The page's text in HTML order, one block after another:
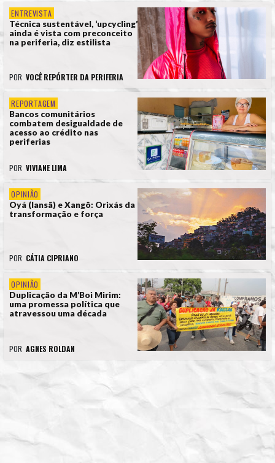
ENTREVISTA
Técnica sustentável, ‘upcycling’
ainda é vista com preconceito
na periferia, diz estilista
POR VOCÊ REPÓRTER DA PERIFERIA
REPORTAGEM
Bancos comunitários
combatem desigualdade de
acesso ao crédito nas
periferias
POR VIVIANE LIMA
OPINIÃO
Oyá (Iansã) e Xangô: Orixás da
transformação e força
POR CÁTIA CIPRIANO
OPINIÃO
Duplicação da M’Boi Mirim:
uma promessa política que
atravessou uma década
POR AGNES ROLDAN